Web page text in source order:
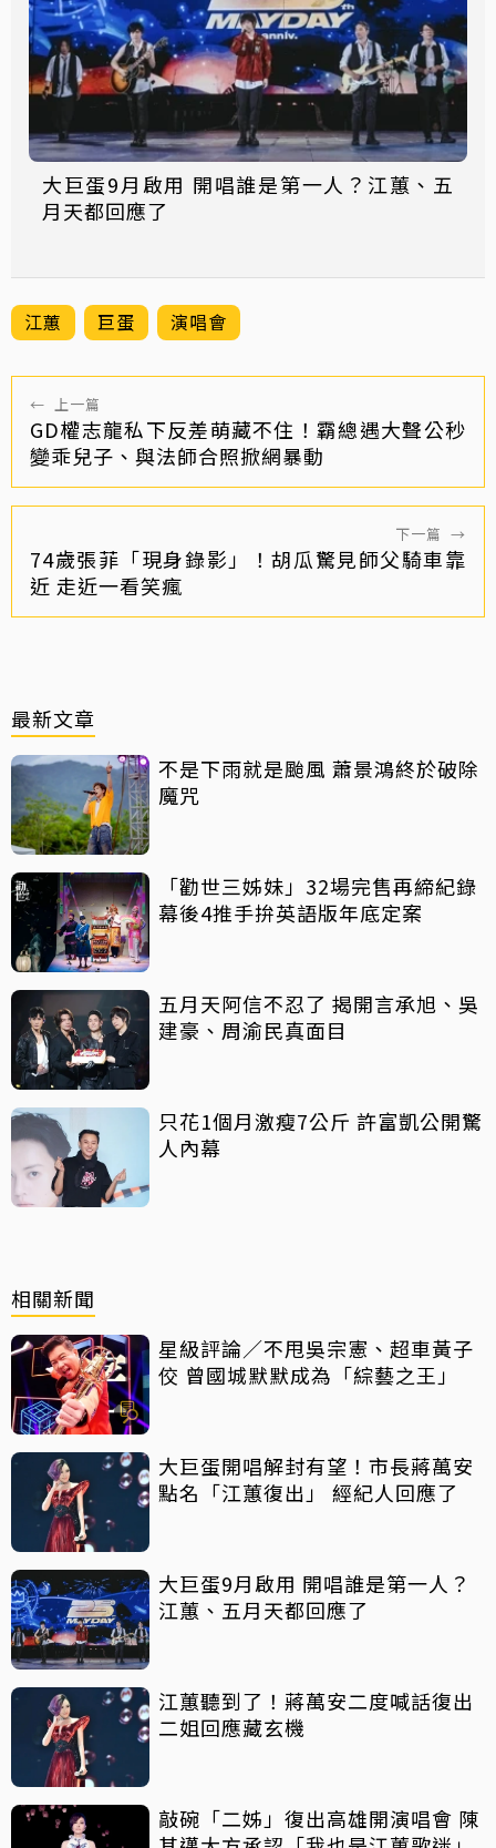
大巨蛋9月啟用 開唱誰是第一人？江蕙、五
月天都回應了
江蕙 巨蛋 演唱會
← 上一篇
GD權志龍私下反差萌藏不住！霸總遇大聲公秒
變乖兒子、與法師合照掀網暴動
下一篇 →
74歲張菲「現身錄影」！胡瓜驚見師父騎車靠
近 走近一看笑瘋
最新文章
不是下雨就是颱風 蕭景鴻終於破除
魔咒
「勸世三姊妹」32場完售再締紀錄
幕後4推手拚英語版年底定案
五月天阿信不忍了 揭開言承旭、吳
建豪、周渝民真面目
只花1個月激瘦7公斤 許富凱公開驚
人內幕
相關新聞
星級評論／不甩吳宗憲、超車黃子
佼 曾國城默默成為「綜藝之王」
大巨蛋開唱解封有望！市長蔣萬安
點名「江蕙復出」 經紀人回應了
大巨蛋9月啟用 開唱誰是第一人？
江蕙、五月天都回應了
江蕙聽到了！蔣萬安二度喊話復出
二姐回應藏玄機
敲碗「二姊」復出高雄開演唱會 陳